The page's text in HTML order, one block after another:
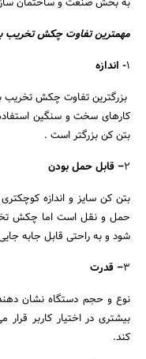
مهمترین تفاوت چکش تخریب
1- اندازه
بزرگترین تفاوت چکش تخریب
کارهای سخت و سنگین
بتن کن بزرگتر است .
2– قابل حمل بودن
بتن کن سایز و اندازه
حمل و نقل است اما چکش
شود و به راحتی قابل جابه
3– قدرت
نوع و حجم دستگاه نشان
بیشتری در اختیار کاربر
کند.